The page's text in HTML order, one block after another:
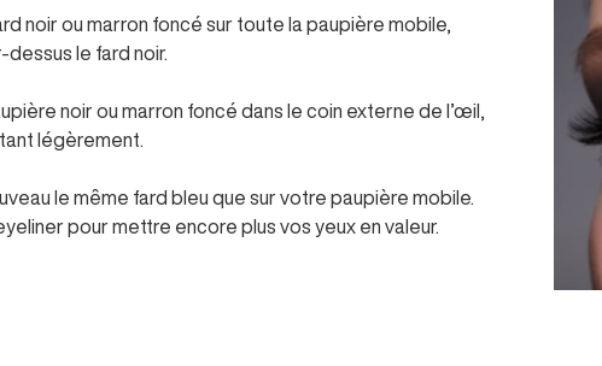
noir ou marron foncé sur toute la paupière mobile,
le fard noir.
noir ou marron foncé dans le coin externe de l’œil,
légèrement.
le même fard bleu que sur votre paupière mobile.
pour mettre encore plus vos yeux en valeur.